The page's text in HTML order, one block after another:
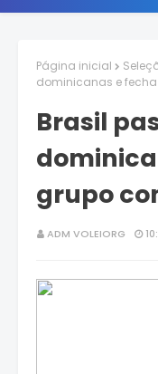
Página inicial
dominicanas e fecha
Brasil
grupo
ADM VOLEIORG